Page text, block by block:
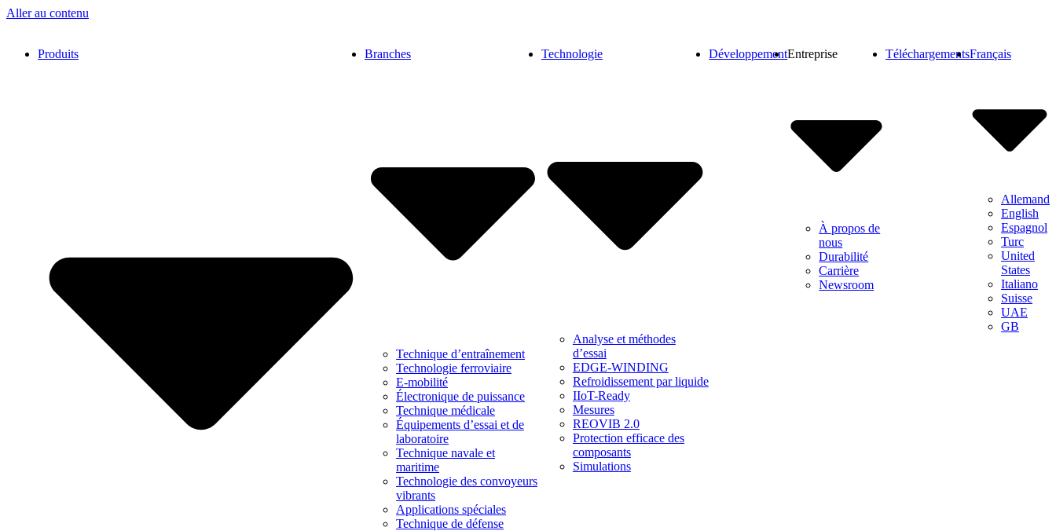
Aller au contenu
Produits Branches
Technique d’entraînement
Technologie ferroviaire
E-mobilité
Électronique de puissance
Technique médicale
Équipements d’essai et de
laboratoire
Technique navale et
maritime
Technologie des convoyeurs
vibrants
Applications spéciales
Technique de défense
Technologie
Analyse et méthodes
d’essai
EDGE-WINDING
Refroidissement par liquide
IIoT-Ready
Mesures
REOVIB 2.0
Protection efficace des
composants
Simulations
DéveloppementEntreprise
À propos de
nous
Durabilité
Carrière
Newsroom
TéléchargementsFrançais
Allemand
English
Espagnol
Turc
United
States
Italiano
Suisse
UAE
GB